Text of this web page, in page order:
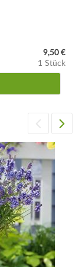
9,50 €
1 Stück